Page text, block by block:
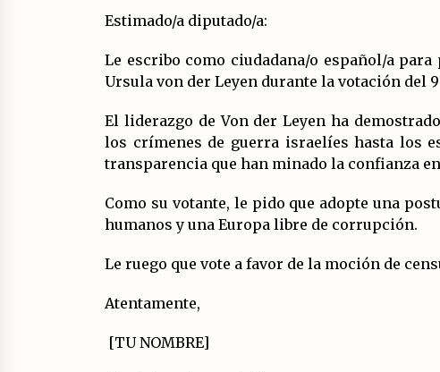
Estimado/a diputado/a:
Le escribo como ciudadana/o español/a
Ursula von der Leyen durante la votación del
El liderazgo de Von der Leyen ha
los crímenes de guerra israelíes hasta los
transparencia que han minado la confianza
Como su votante, le pido que adopte una
humanos y una Europa libre de corrupción.
Le ruego que vote a favor de la moción de
Atentamente,
[TU NOMBRE]